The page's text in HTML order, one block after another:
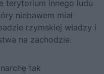
terytorium innego ludu
niebawem miał
rzymskiej władzy i
na zachodzie.
tak